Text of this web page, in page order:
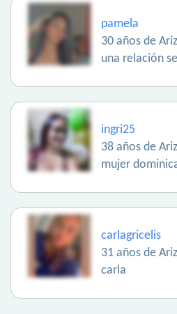
pamela
30 años de
una relación
ingri25
38 años de
mujer
carlagricelis
31 años de
carla